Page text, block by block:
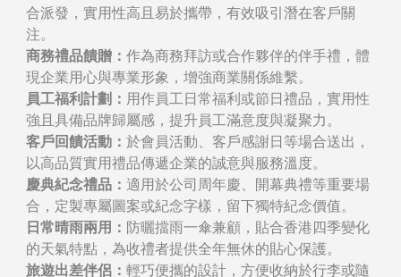
合派發，實用性高且易於攜帶，有效吸引潛在客戶關
注。
商務禮品饋贈： 作為商務拜訪或合作夥伴的伴手禮，體
現企業用心與專業形象，增強商業關係維繫。
員工福利計劃： 用作員工日常福利或節日禮品，實用性
強且具備品牌歸屬感，提升員工滿意度與凝聚力。
客戶回饋活動： 於會員活動、客戶感謝日等場合送出，
以高品質實用禮品傳遞企業的誠意與服務溫度。
慶典紀念禮品： 適用於公司周年慶、開幕典禮等重要場
合，定製專屬圖案或紀念字樣，留下獨特紀念價值。
日常晴雨兩用： 防曬擋雨一傘兼顧，貼合香港四季變化
的天氣特點，為收禮者提供全年無休的貼心保護。
旅遊出差伴侶： 輕巧便攜的設計，方便收納於行李或隨